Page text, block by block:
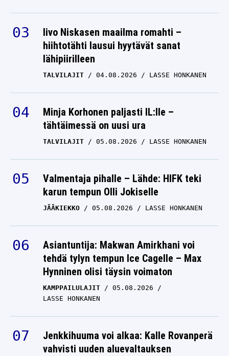
Iivo Niskasen maailma romahti –
hiihtotähti lausui hyytävät sanat
lähipiirilleen
TALVILAJIT 04.08.2026 LASSE HONKANEN
Minja Korhonen paljasti IL:lle –
tähtäimessä on uusi ura
TALVILAJIT 05.08.2026 LASSE HONKANEN
Valmentaja pihalle – Lähde: HIFK teki
karun tempun Olli Jokiselle
JÄÄKIEKKO 05.08.2026 LASSE HONKANEN
Asiantuntija: Makwan Amirkhani voi
tehdä tylyn tempun Ice Cagelle – Max
Hynninen olisi täysin voimaton
KAMPPAILULAJIT
05.08.2026
LASSE HONKANEN
Jenkkihuuma voi alkaa: Kalle Rovanperä
vahvisti uuden aluevaltauksen